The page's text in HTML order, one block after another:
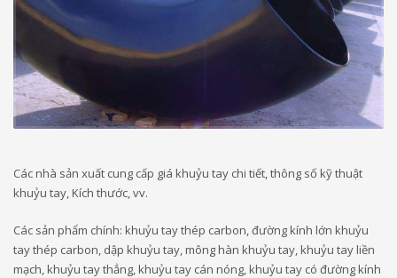
Các nhà sản xuất cung cấp giá khuỷu tay chi tiết, thông số kỹ thuật
khuỷu tay, Kích thước, vv.
Các sản phẩm chính: khuỷu tay thép carbon, đường kính lớn khuỷu
tay thép carbon, dập khuỷu tay, mông hàn khuỷu tay, khuỷu tay liền
mạch, khuỷu tay thẳng, khuỷu tay cán nóng, khuỷu tay có đường kính